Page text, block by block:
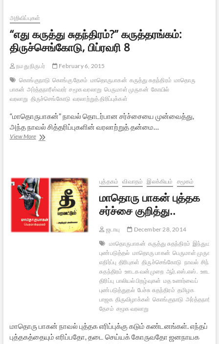
இழுப்போம்
அறிவிப்புகள்
“எது கருத்து சுதந்திரம்?” கருத்தரங்கம்:
திருச்செங்கோடு, பிப்ரவரி 8
நமது நிருபர்
February 6, 2015
கொங்குநாடு கொங்கு தேசம் மாதொருபாகன் கருத்து சுதந்திரம் மாதொரு
பாகன் அர்த்தநாரீஸ்வரர் சமூக வரலாறு பெருமாள் முருகன் கோயில்
வரலாறு திருச்செங்கோடு வரலாற்றுத் திரிப்புக்கள்
“மாதொருபாகன்” நாவல் தொடர்பான சர்ச்சையை முன்வைத்து,
அந்த நாவல் சித்தரிப்புகளின் வரலாற்றுத் தன்மை…
View More“எது
பிப்ரவரி
8
புத்தகம் விவாதம் இலக்கியம் சமூகம்
மாதொரு பாகன் புத்தக
சர்ச்சை குறித்து..
ஜடாயு
December 28, 2014
மாதொருபாகன் கருத்து சுதந்திரம் இந்துமத
புண்படுத்தல் மாதொரு பாகன் பெருமாள் முருகன்
எதிர்ப்பு திரிபுகள் திருச்செங்கோடு நாவல்
சுதந்திரம் ஊடக வன்முறை ஆர்.எஸ்.எஸ்.
ஊடகத்
திரிப்பு பாலியல் பிறழ்வுகள் மத உணர்வைப்
புண்படுத்துதல் பேச்சு சுதந்திரம் தமிழக
பாஜக திருவிழாக்கள் கொங்குநாடு
தேசம் சமூக வரலாறு
மாதொரு பாகன் நாவல் புத்தக எரிப்புக்கு கடும் கண்டனங்கள். எந்தப்
புத்தகத்தையும் எரிப்பதோ, தடை செய்யக் கோருவதோ ஜனநாயக